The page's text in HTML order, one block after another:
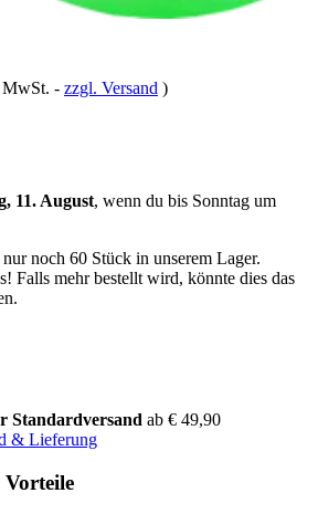
- zzgl. Versand )
11. August, wenn du bis Sonntag um
noch 60 Stück in unserem Lager.
Falls mehr bestellt wird, könnte dies das
Standardversand ab € 49,90
& Lieferung
Vorteile